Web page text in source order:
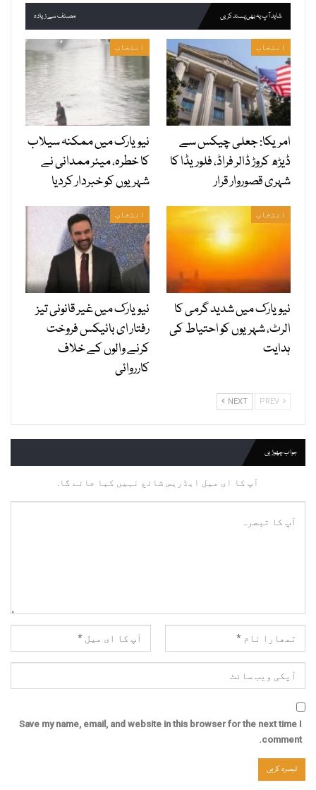
شاید آپ یہ بھی پسند کریں مصنف سے زیادہ
انتخاب
امریکا: جعلی چیکس سے
ڈیڑھ کروڑ ڈالر فراڈ، فلوریڈا کا
شہری قصوروار قرار
انتخاب
نیویارک میں ممکنہ سیلاب
کا خطرہ، میئر ممدانی نے
شہریوں کو خبردار کردیا
انتخاب
نیویارک میں شدید گرمی کا
الرٹ، شہریوں کو احتیاط کی
ہدایت
انتخاب
نیویارک میں غیر قانونی تیز
رفتار ای بائیکس فروخت
کرنے والوں کے خلاف
کارروائی
NEXT
جواب چھوڑیں
آپ کا ای میل ایڈریس شائع نہیں کیا جائے گا.
Save my name, email, and website in this browser for the next time I
comment.